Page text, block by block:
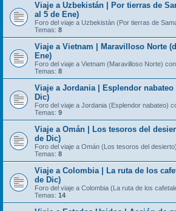
Viaje a Uzbekistán | Por tierras de
al 5 de Ene)
Foro del viaje a Uzbekistán (Por tierras de
Temas: 8
Viaje a Vietnam | Maravilloso Norte
Ene)
Foro del viaje a Vietnam (Maravilloso Norte)
Temas: 8
Viaje a Jordania | Esplendor nabateo
Dic)
Foro del viaje a Jordania (Esplendor nabateo)
Temas: 9
Viaje a Omán | Los tesoros del
de Dic)
Foro del viaje a Omán (Los tesoros del
Temas: 8
Viaje a Colombia | La ruta de los
de Dic)
Foro del viaje a Colombia (La ruta de los
Temas: 14